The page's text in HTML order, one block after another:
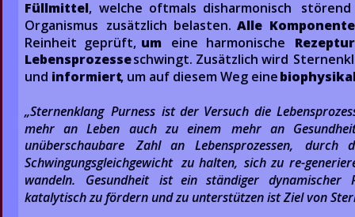
Füllmittel, welche oftmals disharmonisch
Organismus zusätzlich belasten. Alle
Reinheit geprüft, um eine harmonische Rezeptur
Lebensprozesse schwingt. Zusätzlich wird
und informiert, um auf diesem Weg eine
„Sternenklang Purness ist der Versuch die
mehr an Leben auch zu einem mehr an
unüberschaubare
Zahl an Lebensprozessen, durch
Schwingungsgleichgewicht zu halten, sich zu re-
wandeln. Gesundheit ist ein ständiger dynamischer
katalytisch zu fördern und zu unterstützen ist Ziel von